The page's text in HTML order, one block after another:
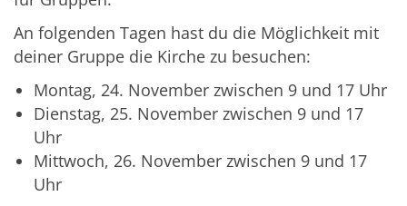
An folgenden Tagen hast du die Möglichkeit mit
deiner Gruppe die Kirche zu besuchen:
Montag, 24. November zwischen 9 und 17 Uhr
Dienstag, 25. November zwischen 9 und 17
Uhr
Mittwoch, 26. November zwischen 9 und 17
Uhr